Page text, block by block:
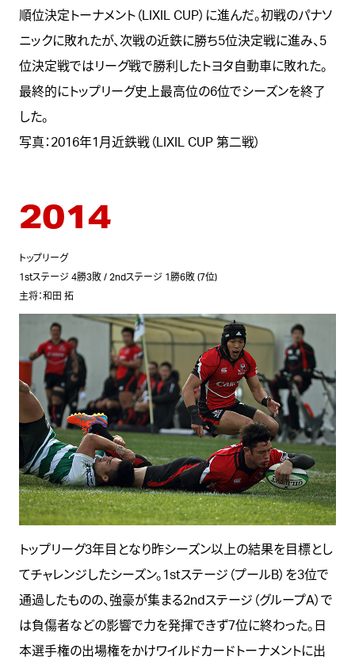
順位決定トーナメント（LIXIL CUP）に進んだ。初戦のパナソ
ニックに敗れたが、次戦の近鉄に勝ち5位決定戦に進み、5
位決定戦ではリーグ戦で勝利したトヨタ自動車に敗れた。
最終的にトップリーグ史上最高位の6位でシーズンを終了
した。
写真：2016年1月近鉄戦（LIXIL CUP 第二戦）
2014
トップリーグ
1stステージ 4勝3敗 / 2ndステージ 1勝6敗 (7位)
主将：和田 拓
トップリーグ3年目となり昨シーズン以上の結果を目標とし
てチャレンジしたシーズン。1stステージ（プールB）を3位で
通過したものの、強豪が集まる2ndステージ（グループA）で
は負傷者などの影響で力を発揮できず7位に終わった。日
本選手権の出場権をかけワイルドカードトーナメントに出